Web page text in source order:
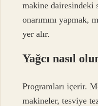
makine dairesindeki
onarımını yapmak,
yer alır.
Yağcı nasıl
Programları içerir.
makineler, tesviye